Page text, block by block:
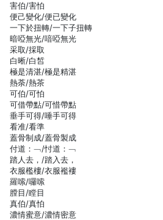
害伯/害怕
便己變化/便已變化
一下於扭轉/一下子扭轉
暗啞無光/喑啞無光
采取/採取
白晰/白皙
極是清湛/極是精湛
熱荼/熱茶
可伯/可怕
可借帶點/可惜帶點
垂手可得/唾手可得
看准/看準
蓋骨制成/蓋骨製成
付道：﹁/忖道：﹁
踏人去，/踏入去，
衣服檻樓/衣服襤褸
羅嗦/囉嗦
膛目/瞠目
真伯/真怕
濃情蜜意/濃情密意